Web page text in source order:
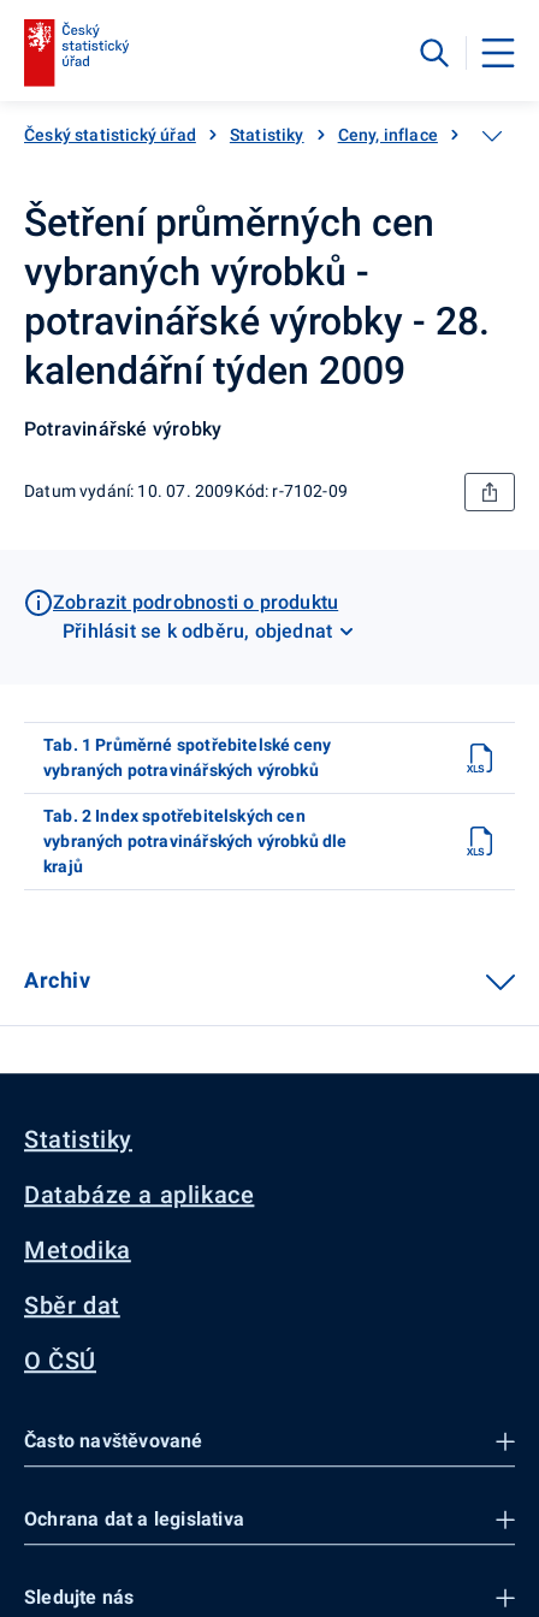
Český statistický úřad Statistiky Ceny, inflace
Šetření průměrných cen
vybraných výrobků -
potravinářské výrobky - 28.
kalendářní týden 2009
Potravinářské výrobky
Datum vydání: 10. 07. 2009Kód: r-7102-09
Zobrazit podrobnosti o produktu
Přihlásit se k odběru, objednat
Tab. 1 Průměrné spotřebitelské ceny
vybraných potravinářských výrobků
Tab. 2 Index spotřebitelských cen
vybraných potravinářských výrobků dle
krajů
Archiv
Statistiky
Databáze a aplikace
Metodika
Sběr dat
O ČSÚ
Často navštěvované
Ochrana dat a legislativa
Sledujte nás